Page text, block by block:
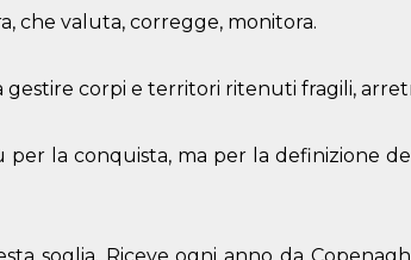
che valuta, corregge, monitora.
corpi e territori ritenuti fragili,
la conquista, ma per la definizione